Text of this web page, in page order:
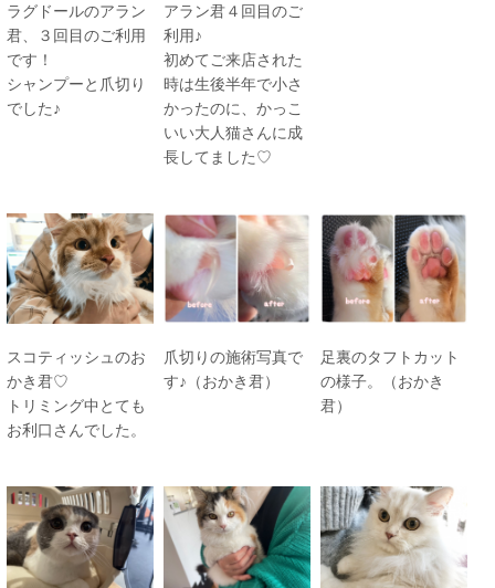
ラグドールのアラン
君、３回目のご利用
です！
シャンプーと爪切り
でした♪
アラン君４回目のご
利用♪
初めてご来店された
時は生後半年で小さ
かったのに、かっこ
いい大人猫さんに成
長してました♡
スコティッシュのお
かき君♡
トリミング中とても
お利口さんでした。
爪切りの施術写真で
す♪（おかき君）
足裏のタフトカット
の様子。（おかき
君）